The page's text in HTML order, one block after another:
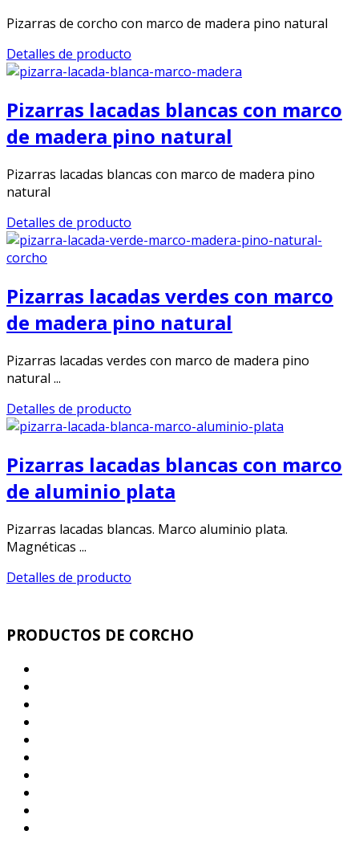
Pizarras de corcho con marco de madera pino natural
Detalles de producto
Pizarras lacadas blancas con marco
de madera pino natural
Pizarras lacadas blancas con marco de madera pino
natural
Detalles de producto
Pizarras lacadas verdes con marco
de madera pino natural
Pizarras lacadas verdes con marco de madera pino
natural ...
Detalles de producto
Pizarras lacadas blancas con marco
de aluminio plata
Pizarras lacadas blancas. Marco aluminio plata.
Magnéticas ...
Detalles de producto
PRODUCTOS DE CORCHO